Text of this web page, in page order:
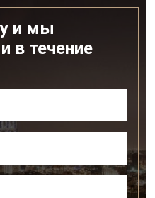
и мы
в течение